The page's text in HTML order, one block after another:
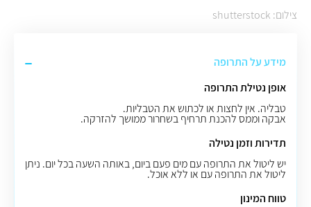
צילום: shutterstock
מידע על התרופה
אופן נטילת התרופה
טבליה. אין לחצות או לכתוש את הטבליות.
אבקה וממס להכנת תרחיף בשחרור ממושך להזרקה.
תדירות וזמן נטילה
יש ליטול את התרופה עם מים פעם ביום, באותה השעה בכל יום. ניתן
ליטול את התרופה עם או ללא אוכל.
טווח המינון